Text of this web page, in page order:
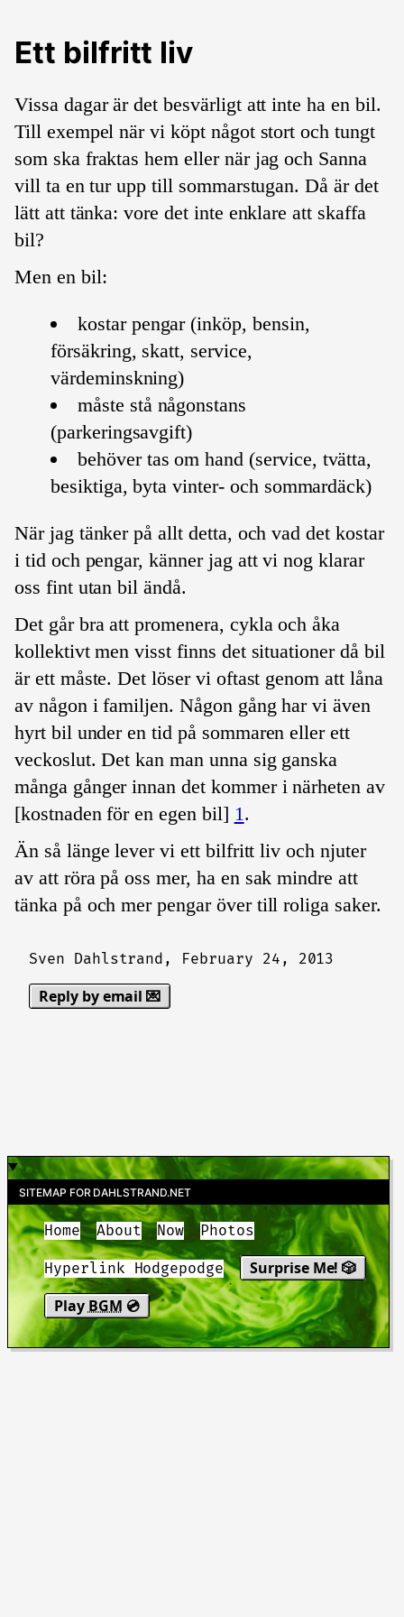
Ett bilfritt liv
Vissa dagar är det besvärligt att inte ha en bil.
Till exempel när vi köpt något stort och tungt
som ska fraktas hem eller när jag och Sanna
vill ta en tur upp till sommarstugan. Då är det
lätt att tänka: vore det inte enklare att skaffa
bil?
Men en bil:
kostar pengar (inköp, bensin,
försäkring, skatt, service,
värdeminskning)
måste stå någonstans
(parkeringsavgift)
behöver tas om hand (service, tvätta,
besiktiga, byta vinter- och sommardäck)
När jag tänker på allt detta, och vad det kostar
i tid och pengar, känner jag att vi nog klarar
oss fint utan bil ändå.
Det går bra att promenera, cykla och åka
kollektivt men visst finns det situationer då bil
är ett måste. Det löser vi oftast genom att låna
av någon i familjen. Någon gång har vi även
hyrt bil under en tid på sommaren eller ett
veckoslut. Det kan man unna sig ganska
många gånger innan det kommer i närheten av
[kostnaden för en egen bil] 1 .
Än så länge lever vi ett bilfritt liv och njuter
av att röra på oss mer, ha en sak mindre att
tänka på och mer pengar över till roliga saker.
Sven Dahlstrand, February 24, 2013
Reply by email 💌
SITEMAP FOR DAHLSTRAND.NET
Home About Now Photos
Hyperlink Hodgepodge
Surprise Me! 🎲
Play BGM 💿